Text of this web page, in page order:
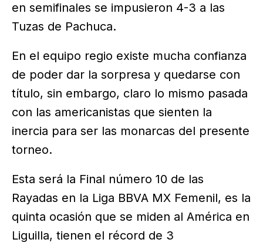
en semifinales se impusieron 4-3 a las
Tuzas de Pachuca.
En el equipo regio existe mucha confianza
de poder dar la sorpresa y quedarse con
título, sin embargo, claro lo mismo pasada
con las americanistas que sienten la
inercia para ser las monarcas del presente
torneo.
Esta será la Final número 10 de las
Rayadas en la Liga BBVA MX Femenil, es la
quinta ocasión que se miden al América en
Liguilla, tienen el récord de 3